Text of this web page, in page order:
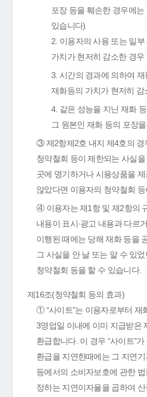
포장 등을 훼손한 경우에
있습니다)
2. 이용자의 사용 또는 일
가치가 현저히 감소한 경우
3. 시간의 경과에 의하여
재화등의 가치가 현저히 감
4. 같은 성능을 지닌 재화
그 원본인 재화 등의 포장
③ 제2항제2호 내지 제4호의 경
청약철회 등이 제한되는 사실
곳에 명기하거나 시용상품을
않았다면 이용자의 청약철회
④ 이용자는 제1항 및 제2항의
내용이 표시·광고 내용과 다르
이행된 때에는 당해 재화 등을
그 사실을 안 날 또는 알 수 있
청약철회 등을 할 수 있습니다.
제16조(청약철회 등의 효과)
① “사이트”는 이용자로부터 재
3영업일 이내에 이미 지급받은
환급합니다. 이 경우 “사이트”
환급을 지연한때에는 그 지연
등에서의 소비자보호에 관한
정하는 지연이자율을 곱하여